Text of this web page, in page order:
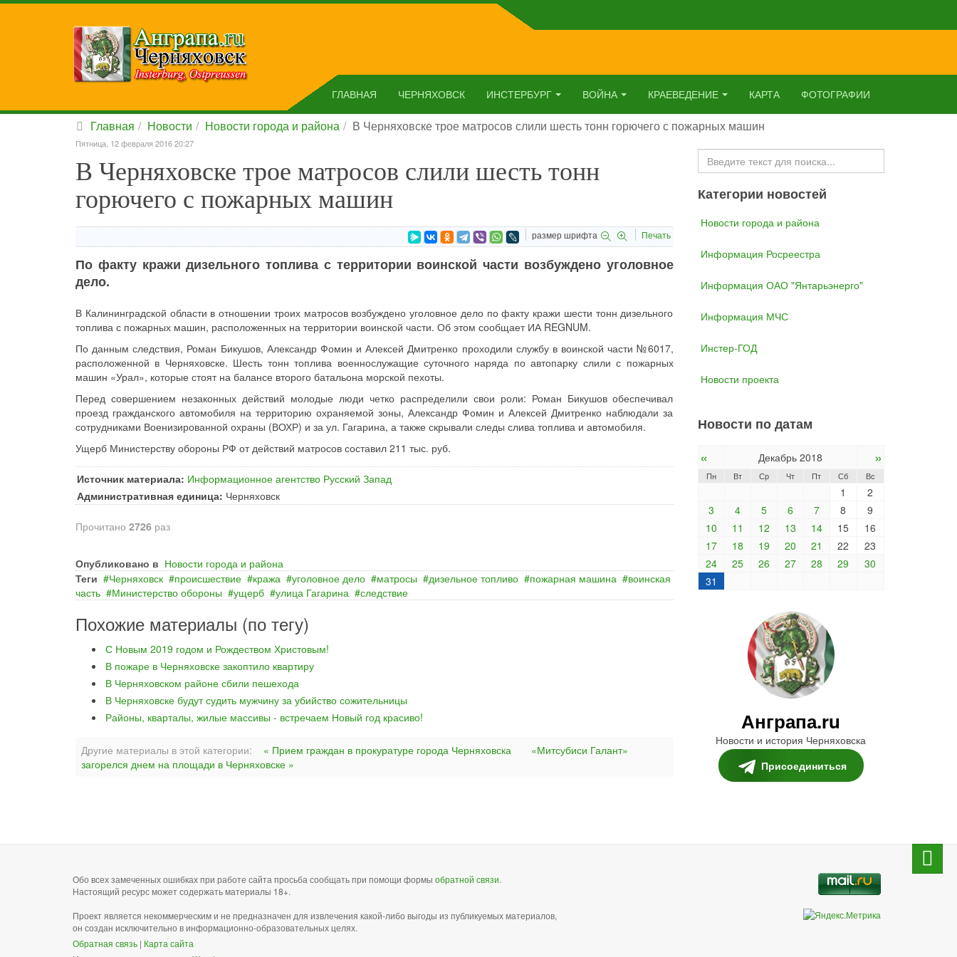
ГЛАВНАЯ ЧЕРНЯХОВСК ИНСТЕРБУРГ ВОЙНА КРАЕВЕДЕНИЕ КАРТА ФОТОГРАФИИ
Главная Новости Новости города и района В Черняховске трое матросов слили шесть тонн горючего с пожарных машин
Пятница, 12 февраля 2016 20:27
В Черняховске трое матросов слили шесть тонн
горючего с пожарных машин
размер шрифта Печать
По факту кражи дизельного топлива с территории воинской части возбуждено уголовное
дело.
В Калининградской области в отношении троих матросов возбуждено уголовное дело по факту кражи шести тонн дизельного
топлива с пожарных машин, расположенных на территории воинской части. Об этом сообщает ИА REGNUM.
По данным следствия, Роман Бикушов, Александр Фомин и Алексей Дмитренко проходили службу в воинской части №6017,
расположенной в Черняховске. Шесть тонн топлива военнослужащие суточного наряда по автопарку слили с пожарных
машин «Урал», которые стоят на балансе второго батальона морской пехоты.
Перед совершением незаконных действий молодые люди четко распределили свои роли: Роман Бикушов обеспечивал
проезд гражданского автомобиля на территорию охраняемой зоны, Александр Фомин и Алексей Дмитренко наблюдали за
сотрудниками Военизированной охраны (ВОХР) и за ул. Гагарина, а также скрывали следы слива топлива и автомобиля.
Ущерб Министерству обороны РФ от действий матросов составил 211 тыс. руб.
Источник материала: Информационное агентство Русский Запад
Административная единица: Черняховск
Прочитано 2726 раз
Опубликовано в Новости города и района
Теги
Черняховск происшествие кража уголовное дело матросы дизельное топливо пожарная машина
воинская
часть
Министерство обороны ущерб улица Гагарина следствие
Похожие материалы (по тегу)
С Новым 2019 годом и Рождеством Христовым!
В пожаре в Черняховске закоптило квартиру
В Черняховском районе сбили пешехода
В Черняховске будут судить мужчину за убийство сожительницы
Районы, кварталы, жилые массивы - встречаем Новый год красиво!
Другие материалы в этой категории: « Прием граждан в прокуратуре города Черняховска
«Митсубиси Галант»
загорелся днем на площади в Черняховске »
Искать...
Категории новостей
Новости города и района
Информация Росреестра
Информация ОАО "Янтарьэнерго"
Информация МЧС
Инстер-ГОД
Новости проекта
Новости по датам
« Декабрь 2018 »
Пн Вт Ср Чт Пт Сб Вс
1
2
3
4 5 6 7 8
9
10
11 12 13 14 15
16
17
18 19 20 21 22
23
24
25 26 27 28 29
30
31
Анграпа.ru
Новости и история Черняховска
Присоединиться
Обо всех замеченных ошибках при работе сайта просьба сообщать при помощи формы обратной связи.
Настоящий ресурс может содержать материалы 18+.
Проект является некоммерческим и не предназначен для извлечения какой-либо выгоды из публикуемых материалов,
он создан исключительно в информационно-образовательных целях.
Обратная связь | Карта сайта